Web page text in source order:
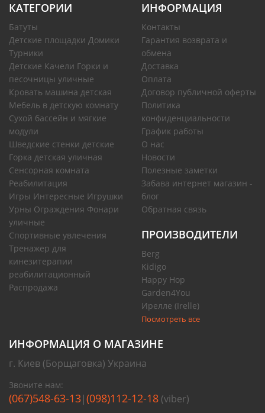
КАТЕГОРИИ
Батуты
Детские площадки Домики
Турники
Детские Качели Горки и
песочницы уличные
Кровать машина детская
Мебель в детскую комнату
Сухой бассейн и мягкие
модули
Шведские стенки детские
Горка детская уличная
Сенсорная комната
Реабилитация
Игры Интересные Игрушки
Урны Ограждения Фонари
уличные
Спортивные увлечения
Тренажер для
кинезитерапии
реабилитационный
Распродажа
ИНФОРМАЦИЯ
Контакты
Гарантия возврата и
обмена
Доставка
Оплата
Договор публичной оферты
Политика
конфиденциальности
График работы
О нас
Новости
Полезные заметки
Забава интернет магазин -
блог
Обратная связь
ПРОИЗВОДИТЕЛИ
Berg
Kidigo
Happy Hop
Garden4You
Ирелле (Irelle)
Посмотреть все
ИНФОРМАЦИЯ О МАГАЗИНЕ
г. Киев (Борщаговка) Украина
Звоните нам:
(067)548-63-13|(098)112-12-18 (viber)